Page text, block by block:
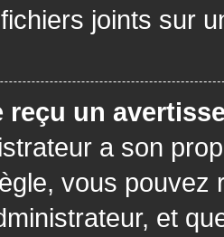
joints sur
reçu un
a son
vous pouvez
et